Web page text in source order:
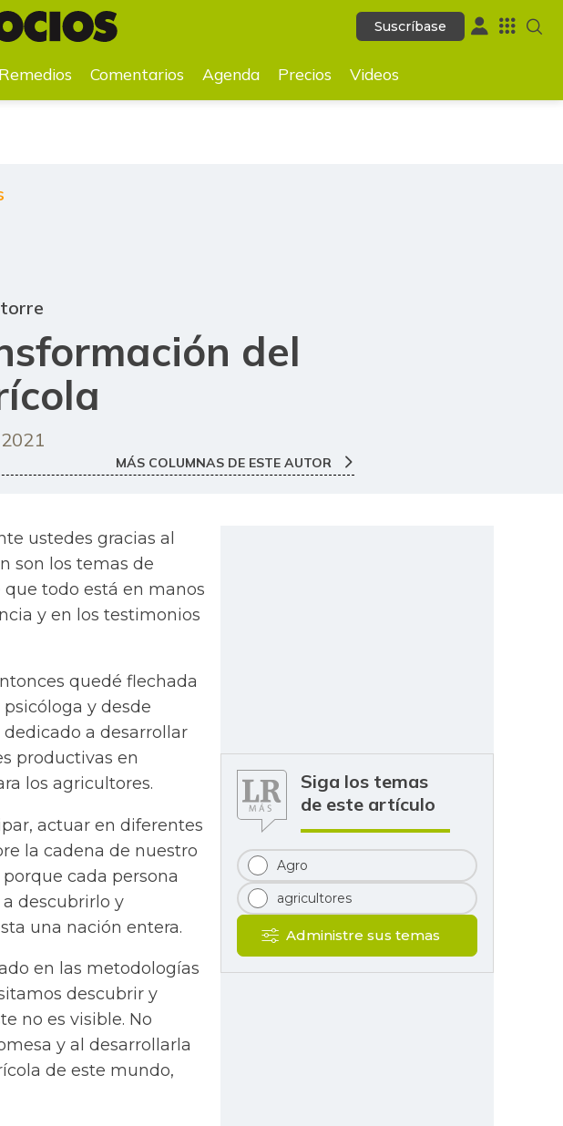
Suscríbase
Suscríbase
Remedios Comentarios Agenda Precios Videos
del
MÁS COLUMNAS DE ESTE AUTOR
ustedes gracias al
son los temas de
todo está en manos
y en los testimonios
quedé flechada
y desde
a desarrollar
productivas en
los agricultores.
actuar en diferentes
la cadena de nuestro
cada persona
descubrirlo y
una nación entera.
en las metodologías
descubrir y
no es visible. No
y al desarrollarla
de este mundo,
Siga los temas
de este artículo
Agro
agricultores
Administre sus temas